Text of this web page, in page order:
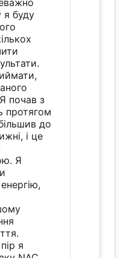
я буду
почав з
протягом
до
і це
Я
я